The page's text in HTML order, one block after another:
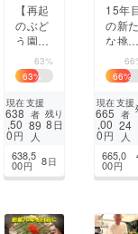
【再起
のぶど
う園】
2026
年秋
訳あり
シャイ
ンマス
カット
プロ
ジェク
63%
63%
現在
638
,50
0円
支援
者
89
人
残り
8日
638,5
00円 8日
15年
の新た
な挑
戦。信
州の
×世界
のラ
を楽
むレス
「蓮
や」
66%
現在
665
,00
0円
支援
者
24
人
665,0
00円